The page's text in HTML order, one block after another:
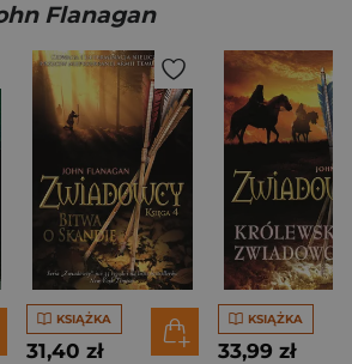
Flanagan
KSIĄŻKA
31,40 zł
KSIĄŻKA
33,99 zł